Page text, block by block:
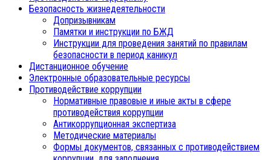
Безопасность жизнедеятельности
Допризывникам
Памятки и инструкции по БЖД
Инструкции для проведения занятий по правилам
безопасности в период каникул
Дистанционное обучение
Электронные образовательные ресурсы
Противодействие коррупции
Нормативные правовые и иные акты в сфере
противодействия коррупции
Антикоррупционная экспертиза
Методические материалы
Формы документов, связанных с противодействием